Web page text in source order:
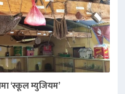
‘स्कूल म्युजियम’